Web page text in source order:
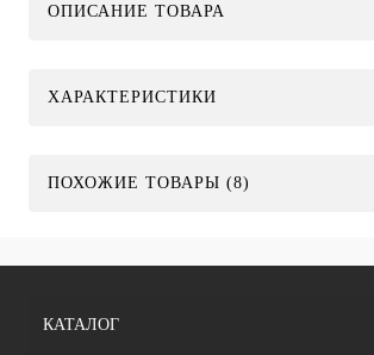
ОПИСАНИЕ ТОВАРА
ХАРАКТЕРИСТИКИ
ПОХОЖИЕ ТОВАРЫ (8)
КАТАЛОГ